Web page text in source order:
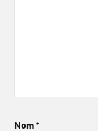
Nom*